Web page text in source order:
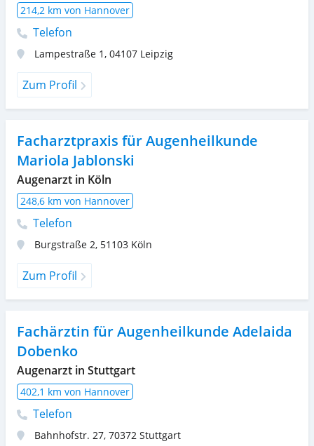
214,2 km von Hannover
Telefon
Lampestraße 1, 04107 Leipzig
Zum Profil
Facharztpraxis für Augenheilkunde
Mariola Jablonski
Augenarzt in Köln
248,6 km von Hannover
Telefon
Burgstraße 2, 51103 Köln
Zum Profil
Fachärztin für Augenheilkunde Adelaida
Dobenko
Augenarzt in Stuttgart
402,1 km von Hannover
Telefon
Bahnhofstr. 27, 70372 Stuttgart